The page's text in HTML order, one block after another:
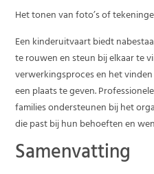
Het tonen van foto’s of
Een kinderuitvaart biedt
te rouwen en steun bij elkaar te
verwerkingsproces en het
een plaats te geven.
families ondersteunen bij het
die past bij hun behoeften en
Samenvatting